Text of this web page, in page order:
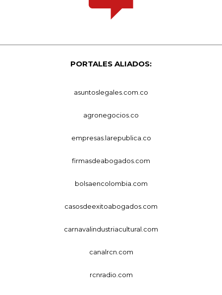
PORTALES ALIADOS:
asuntoslegales.com.co
agronegocios.co
empresas.larepublica.co
firmasdeabogados.com
bolsaencolombia.com
casosdeexitoabogados.com
carnavalindustriacultural.com
canalrcn.com
rcnradio.com